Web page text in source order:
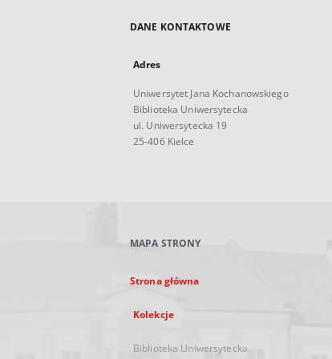
DANE KONTAKTOWE
Adres
Uniwersytet Jana Kochanowskiego
Biblioteka Uniwersytecka
ul. Uniwersytecka 19
25-406 Kielce
MAPA STRONY
Strona główna
Kolekcje
Biblioteka Uniwersytecka